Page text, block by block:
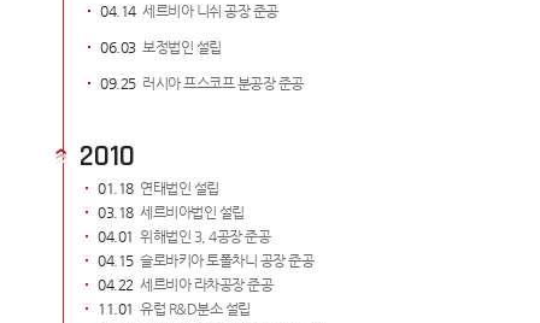
04.14 세르비아 니쉬 공장 준공
06.03 보정법인 설립
09.25 러시아 프스코프 분공장 준공
2010
01.18 연태법인 설립
03.18 세르비아법인 설립
04.01 위해법인 3, 4공장 준공
04.15 슬로바키아 토폴차니 공장 준공
04.22 세르비아 라차공장 준공
11.01 유럽 R&D분소 설립